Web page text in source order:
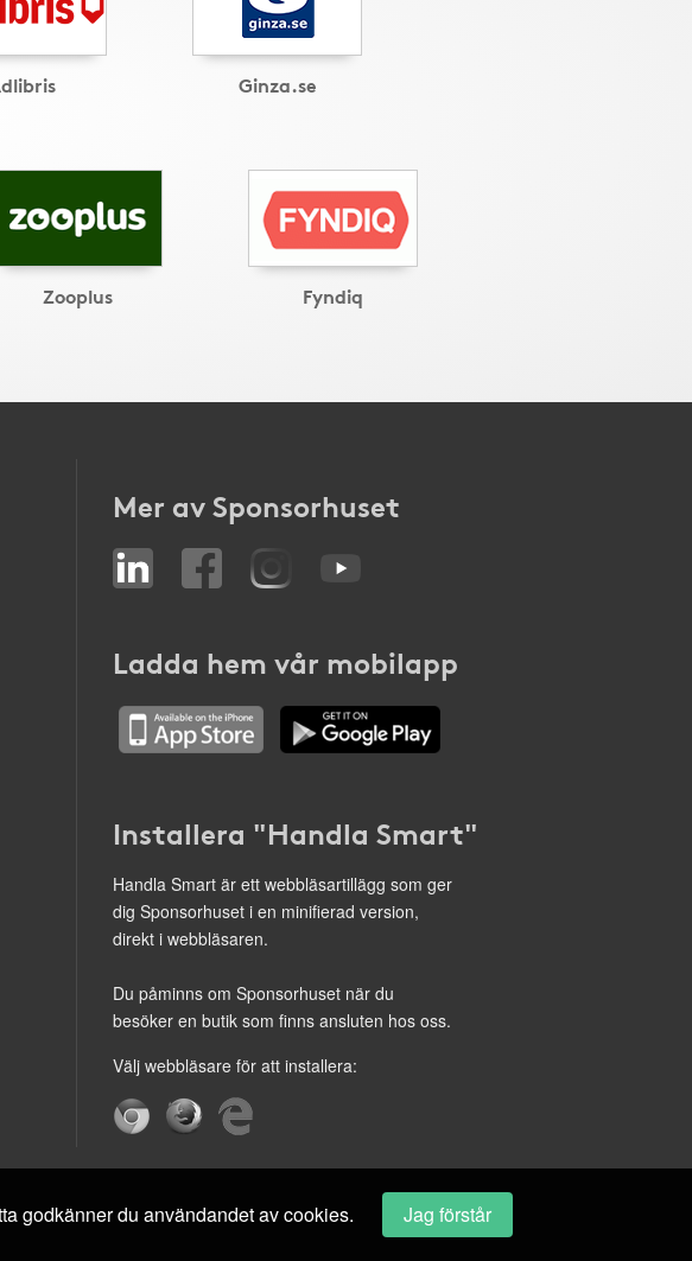
Ginza.se
Zooplus Fyndiq
Mer av Sponsorhuset
Ladda hem vår mobilapp
Installera "Handla Smart"
Handla Smart är ett webbläsartillägg som ger
dig Sponsorhuset i en minifierad version,
direkt i webbläsaren.
Du påminns om Sponsorhuset när du
besöker en butik som finns ansluten hos oss.
Välj webbläsare för att installera:
godkänner du användandet av cookies. Jag förstår